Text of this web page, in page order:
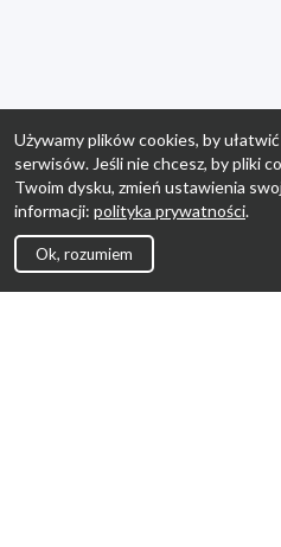
Używamy plików cookies, by
serwisów. Jeśli nie chcesz, by pliki
Twoim dysku, zmień ustawienia
informacji: polityka prywatności.
Ok, rozumiem